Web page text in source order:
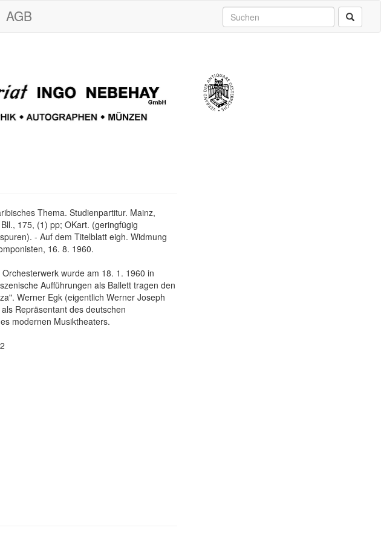
AGB
Thema. Studienpartitur. Mainz,
175, (1) pp; OKart. (geringfügig
- Auf dem Titelblatt eigh. Widmung
16. 8. 1960.
wurde am 18. 1. 1960 in
Aufführungen als Ballett tragen den
Werner Egk (eigentlich Werner Joseph
Repräsentant des deutschen
modernen Musiktheaters.